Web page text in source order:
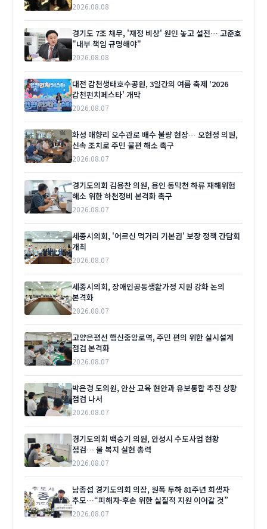
2026.08.08
경기도 7조 채무, '재정 비상' 원인 놓고 설전… 고준호
"내부 책임 규명해야"
2026.08.08
대전 갑천생태호수공원, 3일간의 여름 축제 '2026
갑천펀치페스타' 개막
2026.08.07
화성 매향리 오수관로 배수 불량 현장… 오현정 의원,
신속 조치로 주민 불편 해소 촉구
2026.08.07
경기도의회 김용찬 의원, 용인 동막천 하류 재해위험
해소 위한 하천정비 본격화 촉구
2026.08.07
세종시의회, '어르신 먹거리 기본권' 보장 정책 간담회
개최
2026.08.07
세종시의회, 장애인공동생활가정 지원 강화 논의
본격화
2026.08.07
고양은평선 행신중앙로역, 주민 편의 위한 실시설계
점검 본격화
2026.08.07
박은경 도의원, 안산 교육 현안과 유보통합 추진 상황
점검 나서
2026.08.07
경기도의회 백승기 의원, 안성시 수도사업 현황
점검… 물 복지 실현 총력
2026.08.07
남종섭 경기도의회 의장, 원폭 투하 81주년 희생자
추모…“피해자·후손 위한 실질적 지원 이어갈 것”
2026.08.07